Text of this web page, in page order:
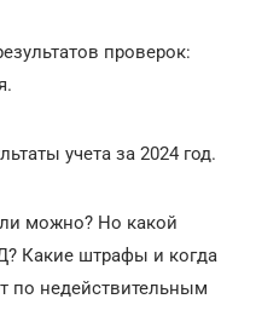
проверок:
учета за 2024 год.
можно? Но какой
Какие штрафы и когда
по недействительным